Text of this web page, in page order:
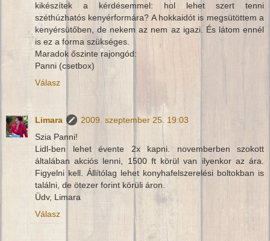
kikészítek a kérdésemmel: hol lehet szert tenni
széthúzhatós kenyérformára? A hokkaidót is megsütöttem a
kenyérsütőben, de nekem az nem az igazi. És látom ennél
is ez a forma szükséges.
Maradok őszinte rajongód:
Panni (csetbox)
Válasz
Limara
2009. szeptember 25. 19:03
Szia Panni!
Lidl-ben lehet évente 2x kapni. novemberben szokott
általában akciós lenni, 1500 ft körül van ilyenkor az ára.
Figyelni kell. Állítólag lehet konyhafelszerelési boltokban is
találni, de ötezer forint körüli áron.
Üdv, Limara
Válasz